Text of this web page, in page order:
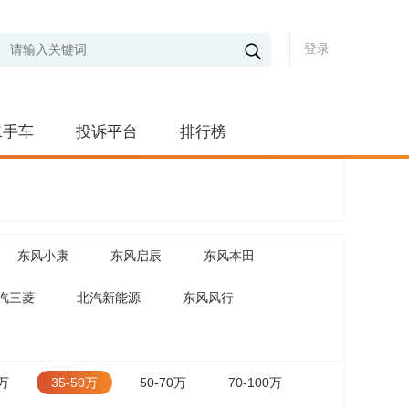
登录
车 投诉平台 排行榜
东风小康 东风启辰 东风本田
三菱 北汽新能源 东风风行
35-50万 50-70万 70-100万